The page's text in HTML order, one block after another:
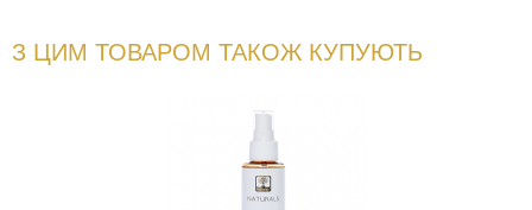
З ЦИМ ТОВАРОМ ТАКОЖ КУПУЮТЬ